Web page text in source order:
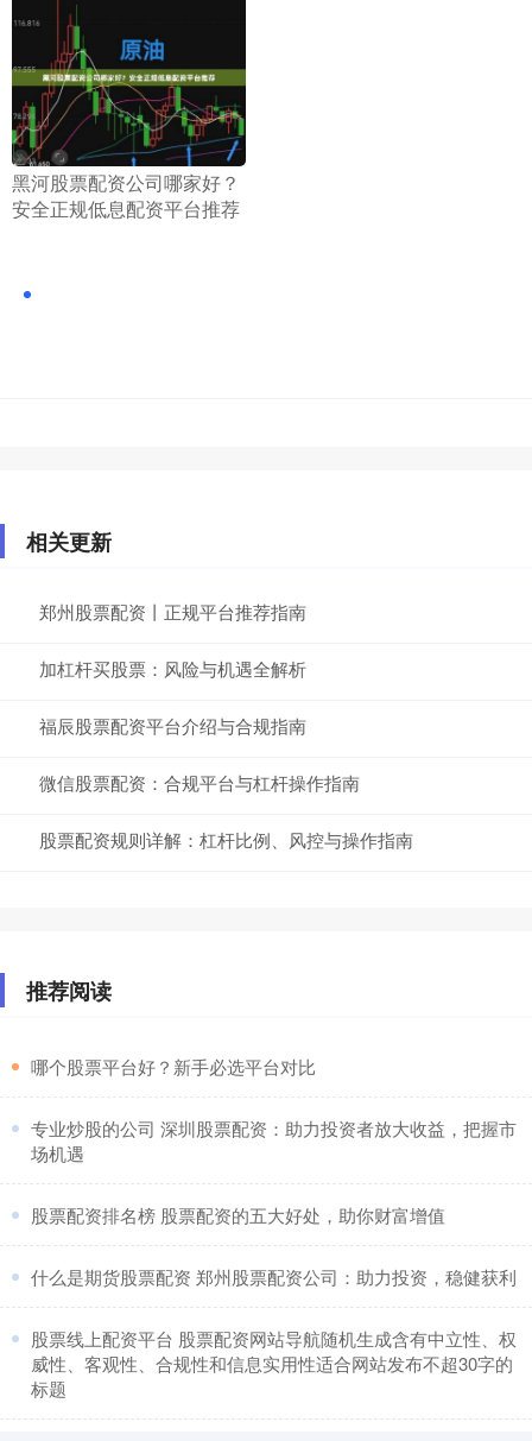
​黑河股票配资公司哪家好？
安全正规低息配资平台推荐
相关更新
郑州股票配资丨正规平台推荐指南
加杠杆买股票：风险与机遇全解析
福辰股票配资平台介绍与合规指南
微信股票配资：合规平台与杠杆操作指南
股票配资规则详解：杠杆比例、风控与操作指南
推荐阅读
​哪个股票平台好？新手必选平台对比
​专业炒股的公司 深圳股票配资：助力投资者放大收益，把握市
场机遇
​股票配资排名榜 股票配资的五大好处，助你财富增值
​什么是期货股票配资 郑州股票配资公司：助力投资，稳健获利
​股票线上配资平台 股票配资网站导航随机生成含有中立性、权
威性、客观性、合规性和信息实用性适合网站发布不超30字的
标题